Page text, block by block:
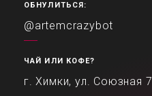
ОБНУЛИТЬСЯ:
@artemcrazybot
ЧАЙ ИЛИ КОФЕ?
г. Химки, ул. Союзная 7